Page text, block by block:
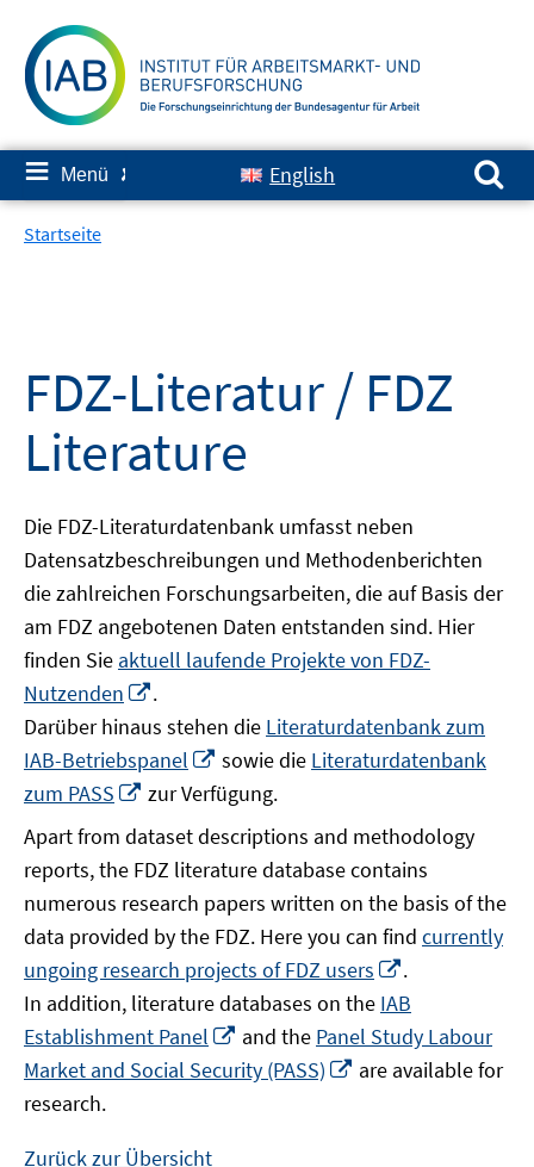
zum
Inhalt
≡ Menü ✘ English
Suchen nach:
Startseite
FDZ-Literatur / FDZ
Literature
Die FDZ-Literaturdatenbank umfasst neben
Datensatzbeschreibungen und Methodenberichten
die zahlreichen Forschungsarbeiten, die auf Basis der
am FDZ angebotenen Daten entstanden sind. Hier
finden Sie aktuell laufende Projekte von FDZ-
Nutzenden
neuem
Fenster
öffnen
.
Darüber hinaus stehen die Literaturdatenbank zum
IAB-Betriebspanel
In
neuem
Fenster
öffnen
sowie die Literaturdatenbank
zum PASS
In
Fenster
öffnen
zur Verfügung.
Apart from dataset descriptions and methodology
reports, the FDZ literature database contains
numerous research papers written on the basis of the
data provided by the FDZ. Here you can find currently
ungoing research projects of FDZ users
neuem
Fenster
öffnen
.
In addition, literature databases on the IAB
Establishment Panel
In
neuem
Fenster
and the Panel Study Labour
Market and Social Security (PASS)
In
are available for
research.
Zurück zur Übersicht